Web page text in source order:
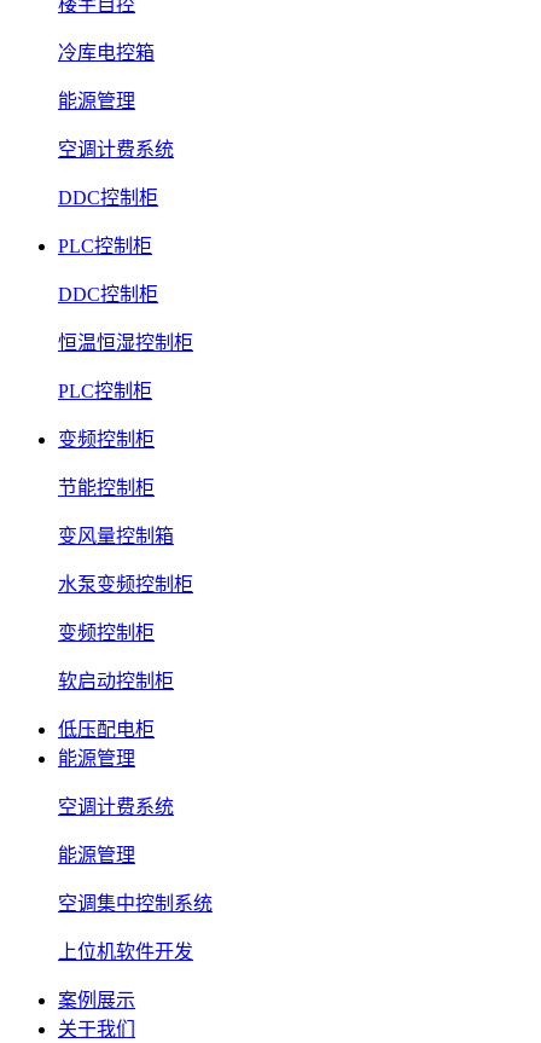
楼宇自控
冷库电控箱
能源管理
空调计费系统
DDC控制柜
PLC控制柜
DDC控制柜
恒温恒湿控制柜
PLC控制柜
变频控制柜
节能控制柜
变风量控制箱
水泵变频控制柜
变频控制柜
软启动控制柜
低压配电柜
能源管理
空调计费系统
能源管理
空调集中控制系统
上位机软件开发
案例展示
关于我们